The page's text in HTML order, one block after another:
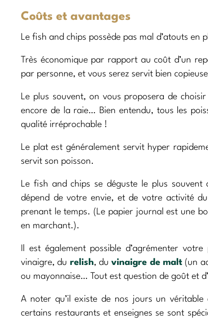
Coûts et avantages
Le fish and chips possède pas mal d’atouts en
Très économique par rapport au coût d’un
par personne, et vous serez servit bien
Le plus souvent, on vous proposera de
encore de la raie… Bien entendu, tous les
qualité irréprochable !
Le plat est généralement servit hyper
servit son poisson.
Le fish and chips se déguste le plus
dépend de votre envie, et de votre activité
prenant le temps. (Le papier journal est une
en marchant.).
Il est également possible d’agrémenter
vinaigre, du relish, duvinaigre de malt (un
ou mayonnaise… Tout est question de goût et
A noter qu’il existe de nos jours un
certains restaurants et enseignes se sont